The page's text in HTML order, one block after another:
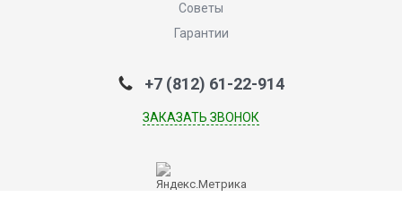
Советы
Гарантии
+7 (812) 61-22-914
ЗАКАЗАТЬ ЗВОНОК